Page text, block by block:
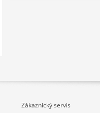
Zákaznický servis